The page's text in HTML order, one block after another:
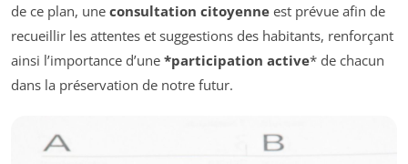
de ce plan, une consultation citoyenne est prévue afin de
recueillir les attentes et suggestions des habitants, renforçant
ainsi l’importance d’une *participation active* de chacun
dans la préservation de notre futur.